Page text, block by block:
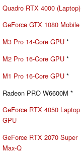
Quadro RTX 4000 (Laptop)
GeForce GTX 1080 Mobile
M3 Pro 14-Core GPU *
M2 Pro 16-Core GPU *
M1 Pro 16-Core GPU *
Radeon PRO W6600M *
GeForce RTX 4050 Laptop
GPU
GeForce RTX 2070 Super
Max-Q